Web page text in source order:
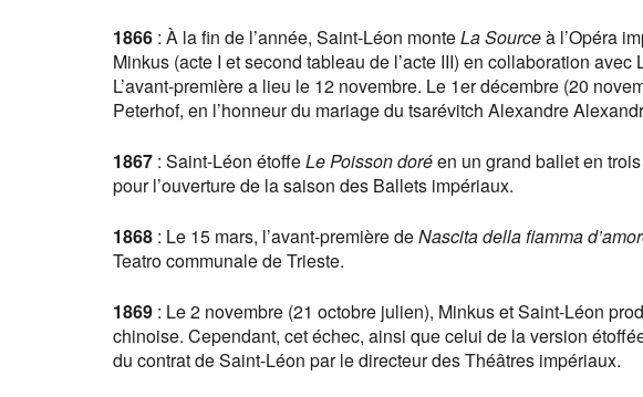
1866 : À la fin de l’année, Saint-Léon monteLa Sourceà l’Opéra
Minkus (acte I et second tableau de l’acte III) en collaboration
L’avant-première a lieu le 12 novembre. Le 1er décembre (20
Peterhof, en l’honneur du mariage du tsarévitch Alexandre
1867 : Saint-Léon étoffeLe Poisson doréen un grand ballet en
pour l’ouverture de la saison des Ballets impériaux.
1868 : Le 15 mars, l’avant-première deNascita della fiamma
Teatro communale de Trieste.
1869 : Le 2 novembre (21 octobre julien), Minkus et Saint-Léon
chinoise. Cependant, cet échec, ainsi que celui de la version
du contrat de Saint-Léon par le directeur des Théâtres impériaux.